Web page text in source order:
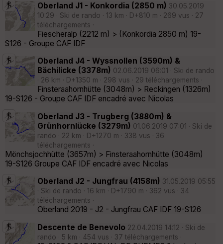
Oberland J1 - Konkordia (2850 m) 30.05.2019
10:29 · Ski de rando · 13 km · D+810 m · 269 vus · 27
téléchargements ·
Fiescheralp (2212 m) > (Konkordia 2850 m) 19-
S126 - Groupe CAF IDF
Oberland J4 - Wyssnollen (3590m) &
Bächilicke (3378m) 02.06.2019 06:01 · Ski de rando
· 26 km · D+1350 m · 298 vus · 29 téléchargements ·
Finsteraahornhütte (3048m) > Reckingen (1326m)
19-S126 - Groupe CAF IDF encadré avec Nicolas
Oberland J3 - Trugberg (3880m) &
Grünhornlücke (3279m) 01.06.2019 07:01 · Ski de
rando · 22 km · D+1270 m · 338 vus · 36
téléchargements ·
Mönchsjochhütte (3657m) > Finsteraahornhütte (3048m)
19-S126 Groupe CAF IDF encadré avec Nicolas
Oberland J2 - Jungfrau (4158m) 31.05.2019 05:55
· Ski de rando · 16 km · D+1790 m · 362 vus · 34
téléchargements ·
Oberland 2019 - J2 - Jungfrau CAF IDF 19-S126
Descente de Benevolo 22.04.2019 14:12 · Ski de
rando · 5 km · 454 vus · 37 téléchargements ·